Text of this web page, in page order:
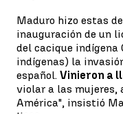
Maduro hizo estas
inauguración de un
del cacique indígena
indígenas) la
español. Vinieron a
violar a las mujeres,
América", insistió